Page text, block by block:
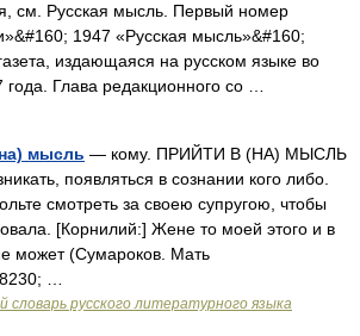
см. Русская мысль. Первый номер
1947 «Русская мысль»&#160;
издающаяся на русском языке во
Глава редакционного со …
мысль — кому. ПРИЙТИ В (НА) МЫСЛЬ
появляться в сознании кого либо.
смотреть за своею супругою, чтобы
[Корнилий:] Жене то моей этого и в
может (Сумароков. Мать
…
словарь русского литературного языка